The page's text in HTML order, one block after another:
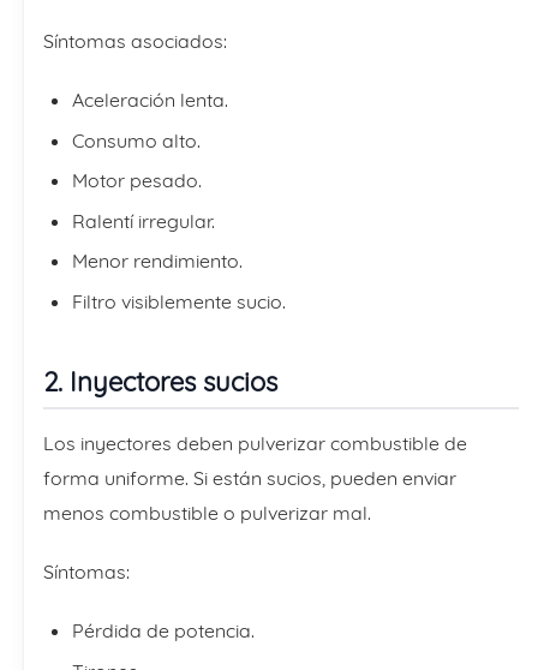
Síntomas asociados:
Aceleración lenta.
Consumo alto.
Motor pesado.
Ralentí irregular.
Menor rendimiento.
Filtro visiblemente sucio.
2. Inyectores sucios
Los inyectores deben pulverizar combustible de
forma uniforme. Si están sucios, pueden enviar
menos combustible o pulverizar mal.
Síntomas:
Pérdida de potencia.